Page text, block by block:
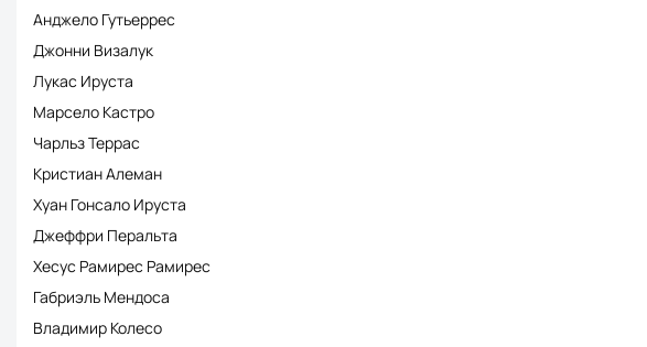
Анджело Гутьеррес
Джонни Визалук
Лукас Ируста
Марсело Кастро
Чарльз Террас
Кристиан Алеман
Хуан Гонсало Ируста
Джеффри Перальта
Хесус Рамирес Рамирес
Габриэль Мендоса
Владимир Колесо